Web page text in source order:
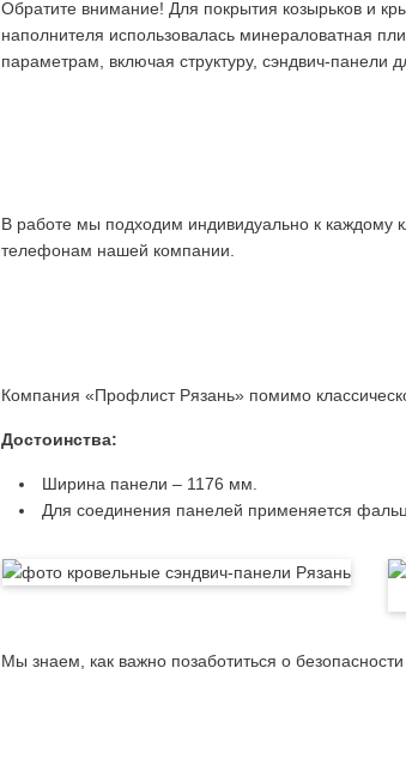
Обратите внимание! Для покрытия козырьков и
наполнителя использовалась минераловатная
параметрам, включая структуру, сэндвич-панели
В работе мы подходим индивидуально к каждому
телефонам нашей компании.
Компания «Профлист Рязань» помимо
Достоинства:
Ширина панели – 1176 мм.
Для соединения панелей применяется
Мы знаем, как важно позаботиться о